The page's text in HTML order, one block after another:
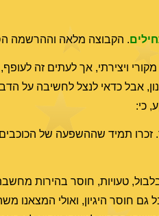
. הקבוצה מלאה וההרשמה
מקורי ויצירתי, אך לעתים זה
אבל כדאי לנצל לחשיבה על
כי:
תמיד שההשפעה של הכוכבים
בלבול, טעויות, חוסר בהירות
גם חוסר היגיון, ואולי המצאנו